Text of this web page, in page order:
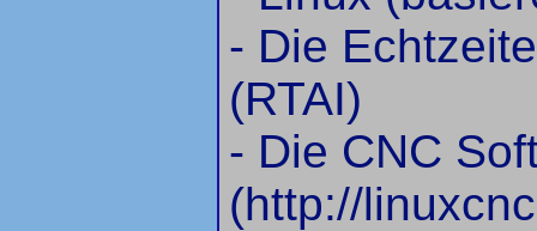
- Die
(RTAI)
- Die CNC
(http://